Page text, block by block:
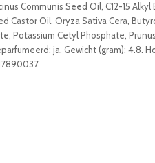
Communis Seed Oil, C12-15
Castor Oil, Oryza Sativa Cera,
Potassium Cetyl Phosphate,
ja. Gewicht (gram): 4.8.